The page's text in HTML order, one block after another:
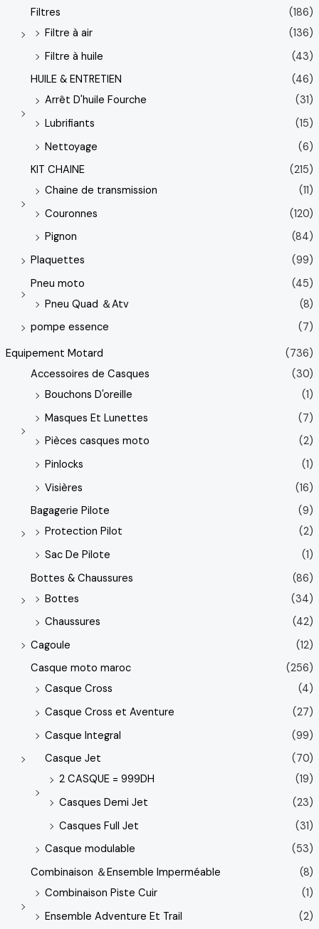
Filtres
(186)
Filtre à air
(136)
Filtre à huile
(43)
HUILE & ENTRETIEN
(46)
Arrêt D'huile Fourche
(31)
Lubrifiants
(15)
Nettoyage
(6)
KIT CHAINE
(215)
Chaine de transmission
(11)
Couronnes
(120)
Pignon
(84)
Plaquettes
(99)
Pneu moto
(45)
Pneu Quad ＆Atv
(8)
pompe essence
(7)
Equipement Motard
(736)
Accessoires de Casques
(30)
Bouchons D'oreille
(1)
Masques Et Lunettes
(7)
Pièces casques moto
(2)
Pinlocks
(1)
Visières
(16)
Bagagerie Pilote
(9)
Protection Pilot
(2)
Sac De Pilote
(1)
Bottes & Chaussures
(86)
Bottes
(34)
Chaussures
(42)
Cagoule
(12)
Casque moto maroc
(256)
Casque Cross
(4)
Casque Cross et Aventure
(27)
Casque Integral
(99)
Casque Jet
(70)
2 CASQUE = 999DH
(19)
Casques Demi Jet
(23)
Casques Full Jet
(31)
Casque modulable
(53)
Combinaison ＆Ensemble Imperméable
(8)
Combinaison Piste Cuir
(1)
Ensemble Adventure Et Trail
(2)